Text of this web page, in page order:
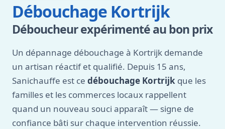
Débouchage Kortrijk
Déboucheur expérimenté au bon prix
Un dépannage débouchage à Kortrijk demande
un artisan réactif et qualifié. Depuis 15 ans,
Sanichauffe est ce débouchage Kortrijk que les
familles et les commerces locaux rappellent
quand un nouveau souci apparaît — signe de
confiance bâti sur chaque intervention réussie.